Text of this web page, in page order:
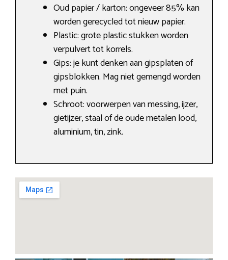
Oud papier / karton: ongeveer 85% kan
worden gerecycled tot nieuw papier.
Plastic: grote plastic stukken worden
verpulvert tot korrels.
Gips: je kunt denken aan gipsplaten of
gipsblokken. Mag niet gemengd worden
met puin.
Schroot: voorwerpen van messing, ijzer,
gietijzer, staal of de oude metalen lood,
aluminium, tin, zink.